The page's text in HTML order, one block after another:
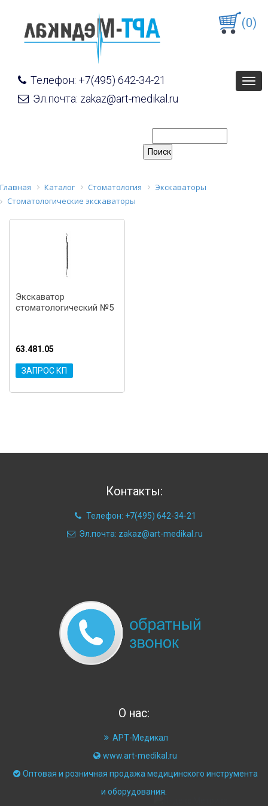
Телефон: +7(495) 642-34-21
Эл.почта: zakaz@art-medikal.ru
(0)
Главная Каталог Стоматология
Экскаваторы
Стоматологические экскаваторы
Экскаватор
стоматологический №5
63.481.05
ЗАПРОС КП
Контакты:
Телефон: +7(495) 642-34-21
Эл.почта: zakaz@art-medikal.ru
О нас:
АРТ-Медикал
www.art-medikal.ru
Оптовая и розничная продажа медицинского инструмента
и оборудования.